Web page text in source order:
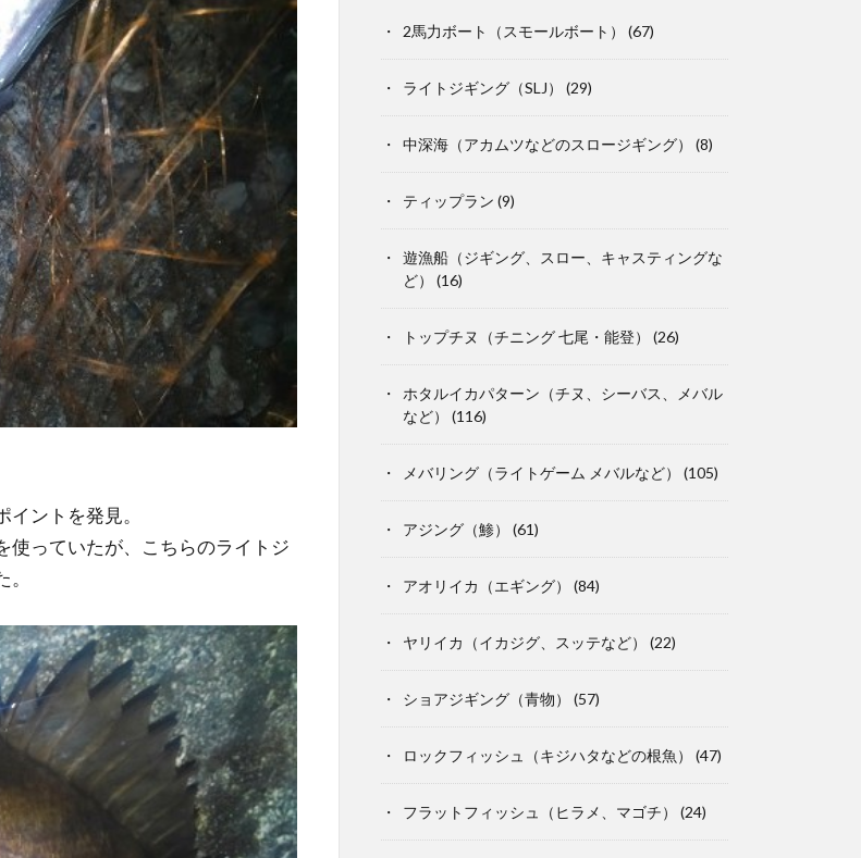
ントを発見。
使っていたが、こちらのライトジ
2馬力ボート（スモールボート） (67)
ライトジギング（SLJ） (29)
中深海（アカムツなどのスロージギング） (8)
ティップラン (9)
遊漁船（ジギング、スロー、キャスティングな
ど）
(16)
トップチヌ（チニング 七尾・能登） (26)
ホタルイカパターン（チヌ、シーバス、メバル
など）
(116)
メバリング（ライトゲーム メバルなど） (105)
アジング（鯵） (61)
アオリイカ（エギング） (84)
ヤリイカ（イカジグ、スッテなど） (22)
ショアジギング（青物） (57)
ロックフィッシュ（キジハタなどの根魚） (47)
フラットフィッシュ（ヒラメ、マゴチ） (24)